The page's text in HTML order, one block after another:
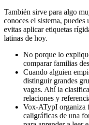
También sirve para algo
conoces el sistema,
evitas aplicar etiquetas
latinas de hoy.
No porque lo
comparar familias
Cuando alguien
distinguir grandes
vagas. Ahí la
relaciones y
Vox-ATypI organiza
caligráficas de una